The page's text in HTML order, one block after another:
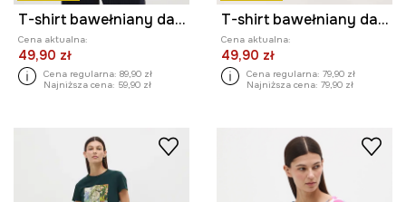
T-shirt bawełniany damski z kolekcji Eviva L'arte
Cena aktualna:
49,90 zł
Cena regularna: 89,90 zł
Najniższa cena: 59,90 zł
T-shirt bawełniany damski z elastanem z kolekcji Eviva L'arte
Cena aktualna:
49,90 zł
Cena regularna: 79,90 zł
Najniższa cena: 79,90 zł